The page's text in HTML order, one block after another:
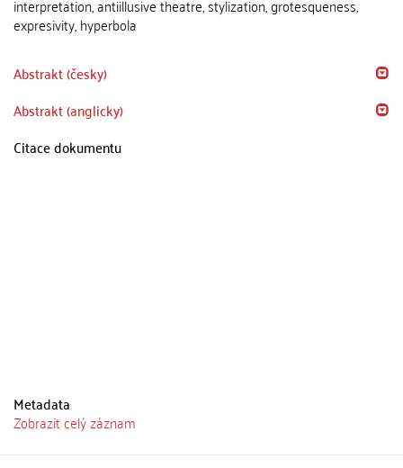
interpretation, antiillusive theatre, stylization, grotesqueness,
expresivity, hyperbola
Abstrakt (česky)
Abstrakt (anglicky)
Citace dokumentu
Metadata
Zobrazit celý záznam